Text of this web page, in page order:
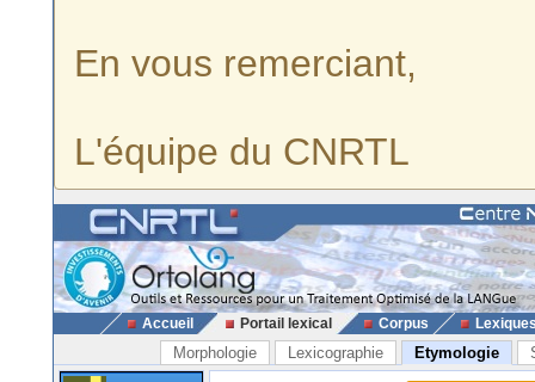
En vous remerciant,
L'équipe du CNRTL
Accueil Portail lexical Corpus
Morphologie Lexicographie Etymologie